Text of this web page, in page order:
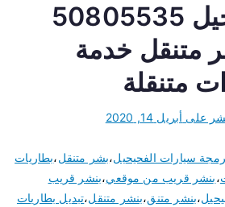
كراج الفحيحيل 50805535
متنقل خدمة
متنقلة
على أبريل 14, 2020
سيارات الفحيحيل،بشر متنقل،بطاريات
،بنشر قريب من موقعي،بنشر قريب
،بنشر متنق،بنشر متنقل،تبديل بطاريات